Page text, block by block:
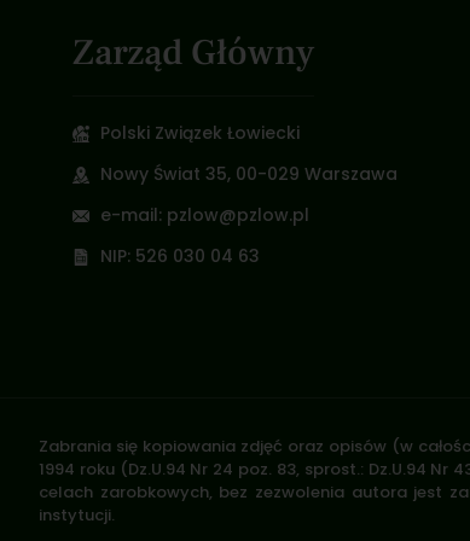
Zarząd Główny
Polski Związek Łowiecki
Nowy Świat 35, 00-029 Warszawa
e-mail: pzlow@pzlow.pl
NIP: 526 030 04 63
Zabrania się kopiowania zdjęć oraz opisów (w
1994 roku (Dz.U.94 Nr 24 poz. 83, sprost.: Dz.U.94
celach zarobkowych, bez zezwolenia autora jest
instytucji.